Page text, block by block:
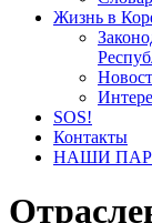
Жизнь в
SOS!
Контакты
НАШИ